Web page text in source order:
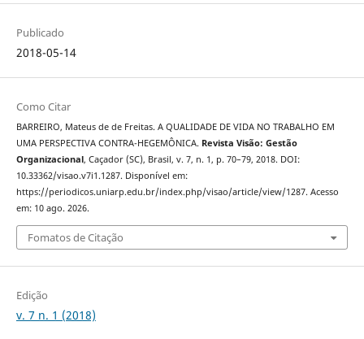
Publicado
2018-05-14
Como Citar
BARREIRO, Mateus de de Freitas. A QUALIDADE DE VIDA NO TRABALHO EM
UMA PERSPECTIVA CONTRA-HEGEMÔNICA. Revista Visão: Gestão
Organizacional, Caçador (SC), Brasil, v. 7, n. 1, p. 70–79, 2018. DOI:
10.33362/visao.v7i1.1287. Disponível em:
https://periodicos.uniarp.edu.br/index.php/visao/article/view/1287. Acesso
em: 10 ago. 2026.
Fomatos de Citação
Edição
v. 7 n. 1 (2018)